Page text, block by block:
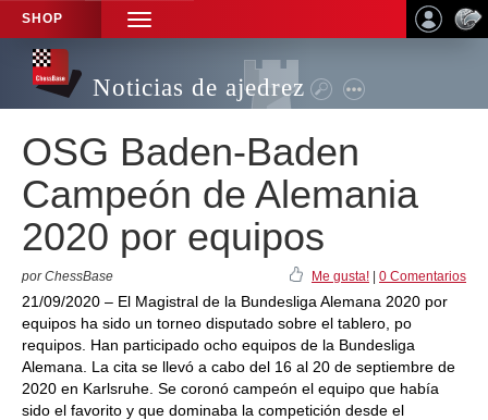
SHOP
TOGGLE
NAVIGATION
Noticias de ajedrez
OSG Baden-Baden
Campeón de Alemania
2020 por equipos
por ChessBase Me gusta! 0 Comentarios
21/09/2020 – El Magistral de la Bundesliga Alemana 2020 por
equipos ha sido un torneo disputado sobre el tablero, po
requipos. Han participado ocho equipos de la Bundesliga
Alemana. La cita se llevó a cabo del 16 al 20 de septiembre de
2020 en Karlsruhe. Se coronó campeón el equipo que había
sido el favorito y que dominaba la competición desde el